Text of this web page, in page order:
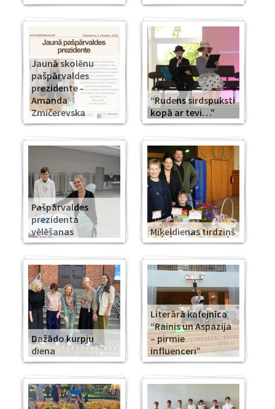
Jaunā skolēnu
pašpārvaldes
prezidente -
Amanda
Zmičerevska
“Rudens sirdspuksti
kopā ar tevi…”
Pašpārvaldes
prezidenta
vēlēšanas
Miķeļdienas tirdziņš
Dažādo kurpju
diena
Literārā kafejnīca
“Rainis un Aspazija
– pirmie
influenceri”